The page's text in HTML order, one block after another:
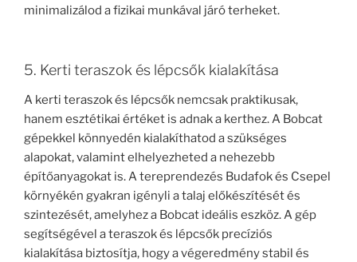
minimalizálod a fizikai munkával járó terheket.
5. Kerti teraszok és lépcsők kialakítása
A kerti teraszok és lépcsők nemcsak praktikusak,
hanem esztétikai értéket is adnak a kerthez. A Bobcat
gépekkel könnyedén kialakíthatod a szükséges
alapokat, valamint elhelyezheted a nehezebb
építőanyagokat is. A tereprendezés Budafok és Csepel
környékén gyakran igényli a talaj előkészítését és
szintezését, amelyhez a Bobcat ideális eszköz. A gép
segítségével a teraszok és lépcsők precíziós
kialakítása biztosítja, hogy a végeredmény stabil és